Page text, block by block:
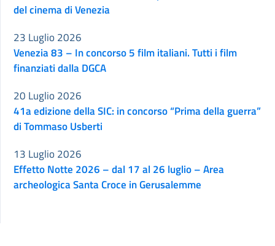
del cinema di Venezia
Venezia 83 – In concorso 5 film italiani. Tutti i film
finanziati dalla DGCA
23 Luglio 2026
41a edizione della SIC: in concorso “Prima della guerra”
di Tommaso Usberti
20 Luglio 2026
Effetto Notte 2026 – dal 17 al 26 luglio – Area
archeologica Santa Croce in Gerusalemme
13 Luglio 2026